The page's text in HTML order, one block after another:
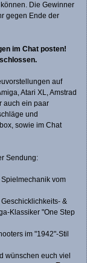
Die Gewinner
gegen Ende der
im Chat posten!
auf
Atari XL, Amstrad
auch ein paar
und
sowie im Chat
Sendung:
vom
&
Klassiker "One Step
im "1942"-Stil
wünschen euch viel